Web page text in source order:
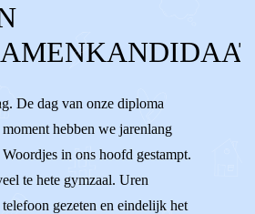
SCHOOL
LERAAR
VWO VMBO
GYMNASIUM
De dag van onze diploma
hebben we jarenlang
in ons hoofd gestampt.
te hete gymzaal. Uren
gezeten en eindelijk het